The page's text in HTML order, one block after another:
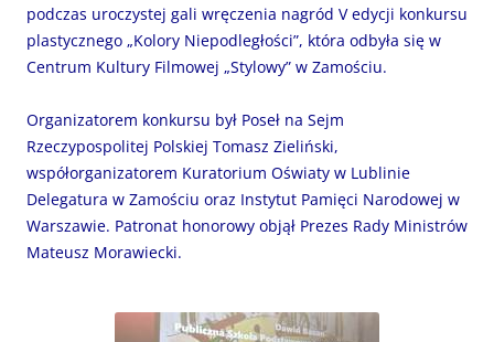
podczas uroczystej gali wręczenia nagród V edycji konkursu
plastycznego „Kolory Niepodległości”, która odbyła się w
Centrum Kultury Filmowej „Stylowy” w Zamościu.
Organizatorem konkursu był Poseł na Sejm
Rzeczypospolitej Polskiej Tomasz Zieliński,
współorganizatorem Kuratorium Oświaty w Lublinie
Delegatura w Zamościu oraz Instytut Pamięci Narodowej w
Warszawie. Patronat honorowy objął Prezes Rady Ministrów
Mateusz Morawiecki.